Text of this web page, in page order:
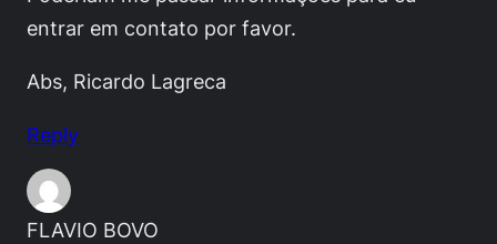
entrar em contato por favor.
Abs, Ricardo Lagreca
Reply
FLAVIO BOVO